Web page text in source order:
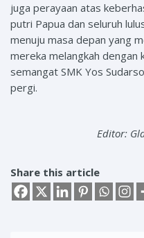
juga perayaan atas
putri Papua dan seluruh
menuju masa depan yang
mereka melangkah dengan
semangat SMK Yos
pergi.
Editor:
Share this article